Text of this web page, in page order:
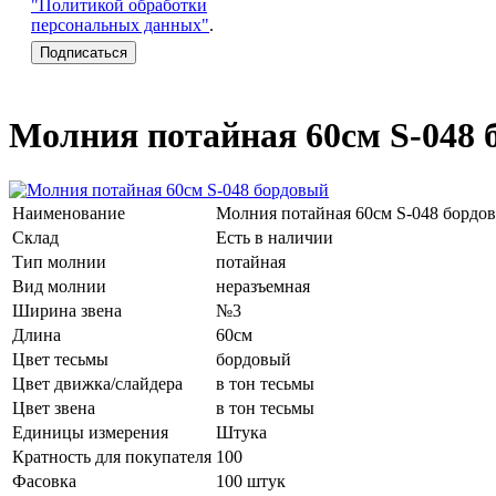
"Политикой обработки
персональных данных".
Молния потайная 60см S-048
Наименование
Молния потайная 60см S-048
Склад
Есть в наличии
Тип молнии
потайная
Вид молнии
неразъемная
Ширина звена
№3
Длина
60см
Цвет тесьмы
бордовый
Цвет движка/слайдера
в тон тесьмы
Цвет звена
в тон тесьмы
Единицы измерения
Штука
Кратность для покупателя 100
Фасовка
100 штук